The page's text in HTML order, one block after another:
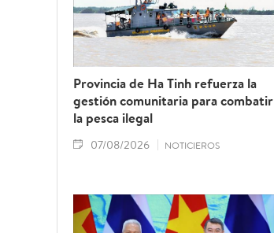
Provincia de Ha Tinh refuerza la
gestión comunitaria para combatir
la pesca ilegal
07/08/2026 NOTICIEROS